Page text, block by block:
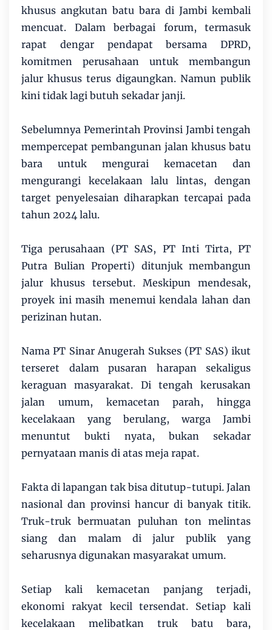
khusus angkutan batu bara di Jambi kembali
mencuat. Dalam berbagai forum, termasuk
rapat dengar pendapat bersama DPRD,
komitmen perusahaan untuk membangun
jalur khusus terus digaungkan. Namun publik
kini tidak lagi butuh sekadar janji.
Sebelumnya Pemerintah Provinsi Jambi tengah
mempercepat pembangunan jalan khusus batu
bara untuk mengurai kemacetan dan
mengurangi kecelakaan lalu lintas, dengan
target penyelesaian diharapkan tercapai pada
tahun 2024 lalu.
Tiga perusahaan (PT SAS, PT Inti Tirta, PT
Putra Bulian Properti) ditunjuk membangun
jalur khusus tersebut. Meskipun mendesak,
proyek ini masih menemui kendala lahan dan
perizinan hutan.
Nama PT Sinar Anugerah Sukses (PT SAS) ikut
terseret dalam pusaran harapan sekaligus
keraguan masyarakat. Di tengah kerusakan
jalan umum, kemacetan parah, hingga
kecelakaan yang berulang, warga Jambi
menuntut bukti nyata, bukan sekadar
pernyataan manis di atas meja rapat.
Fakta di lapangan tak bisa ditutup-tutupi. Jalan
nasional dan provinsi hancur di banyak titik.
Truk-truk bermuatan puluhan ton melintas
siang dan malam di jalur publik yang
seharusnya digunakan masyarakat umum.
Setiap kali kemacetan panjang terjadi,
ekonomi rakyat kecil tersendat. Setiap kali
kecelakaan melibatkan truk batu bara,